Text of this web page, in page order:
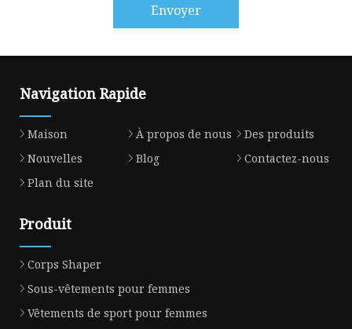
Envoyer
Navigation Rapide
Maison À propos de nous
Des produits
Nouvelles
Blog
Contactez-nous
Plan du site
Produit
Corps Shaper
Sous-vêtements pour femmes
Vêtements de sport pour femmes